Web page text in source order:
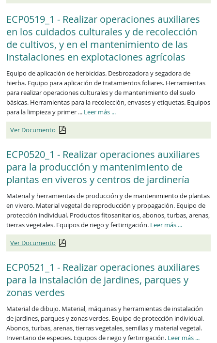
ECP0519_1 - Realizar operaciones auxiliares
en los cuidados culturales y de recolección
de cultivos, y en el mantenimiento de las
instalaciones en explotaciones agrícolas
Equipo de aplicación de herbicidas. Desbrozadora y segadora de
hierba. Equipo para aplicación de tratamientos foliares. Herramientas
para realizar operaciones culturales y de mantenimiento del suelo
básicas. Herramientas para la recolección, envases y etiquetas. Equipos
para la limpieza y primer ... Leer más ...
Ver Documento
ECP0520_1 - Realizar operaciones auxiliares
para la producción y mantenimiento de
plantas en viveros y centros de jardinería
Material y herramientas de producción y de mantenimiento de plantas
en vivero. Material vegetal de reproducción y propagación. Equipo de
protección individual. Productos fitosanitarios, abonos, turbas, arenas,
tierras vegetales. Equipos de riego y fertirrigación. Leer más ...
Ver Documento
ECP0521_1 - Realizar operaciones auxiliares
para la instalación de jardines, parques y
zonas verdes
Material de dibujo. Material, máquinas y herramientas de instalación
de jardines, parques y zonas verdes. Equipo de protección individual.
Abonos, turbas, arenas, tierras vegetales, semillas y material vegetal.
Inventario de especies. Equipos de riego y fertirrigación. Leer más ...